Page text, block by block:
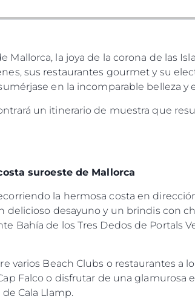
Mallorca, la joya de la corona de las
sus restaurantes gourmet y su
en la incomparable belleza y
un itinerario de muestra que
suroeste de Mallorca
la hermosa costa en
delicioso desayuno y un brindis con
Bahía de los Tres Dedos de Portals
varios Beach Clubs o restaurantes
Falco o disfrutar de una
Cala Llamp.